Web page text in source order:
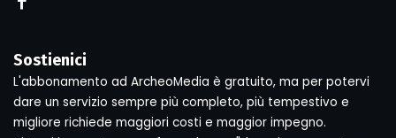
Sostienici
L'abbonamento ad ArcheoMedia è gratuito, ma per potervi
dare un servizio sempre più completo, più tempestivo e
migliore richiede maggiori costi e maggior impegno.